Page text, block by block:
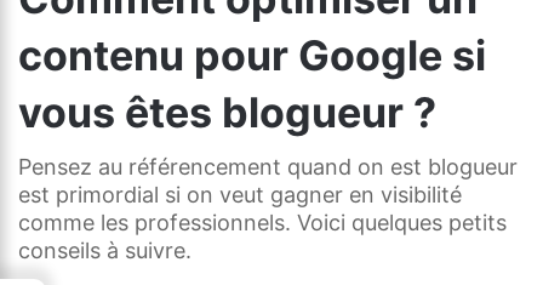
contenu pour Google si
vous êtes blogueur ?
Pensez au référencement quand on est blogueur
est primordial si on veut gagner en visibilité
comme les professionnels. Voici quelques petits
conseils à suivre.